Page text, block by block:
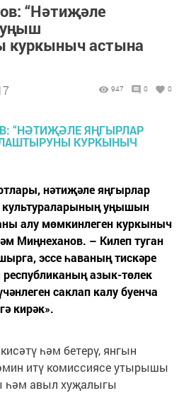
“Нәтиҗәле
астына
947 0 0
нәтиҗәле яңгырлар
уңышын
алу мөмкинлеген куркыныч
Миңнеханов. – Килеп туган
эссе һаваның тискәре
азык-төлек
саклап калу буенча
кирәк».
һәм бетерү, янгын
итү комиссиясе утырышы
авыл хуҗалыгы